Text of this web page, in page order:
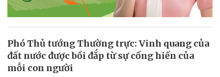
Phó Thủ tướng Thường trực: Vinh quang của
đất nước được bồi đắp từ sự cống hiến của
mỗi con người